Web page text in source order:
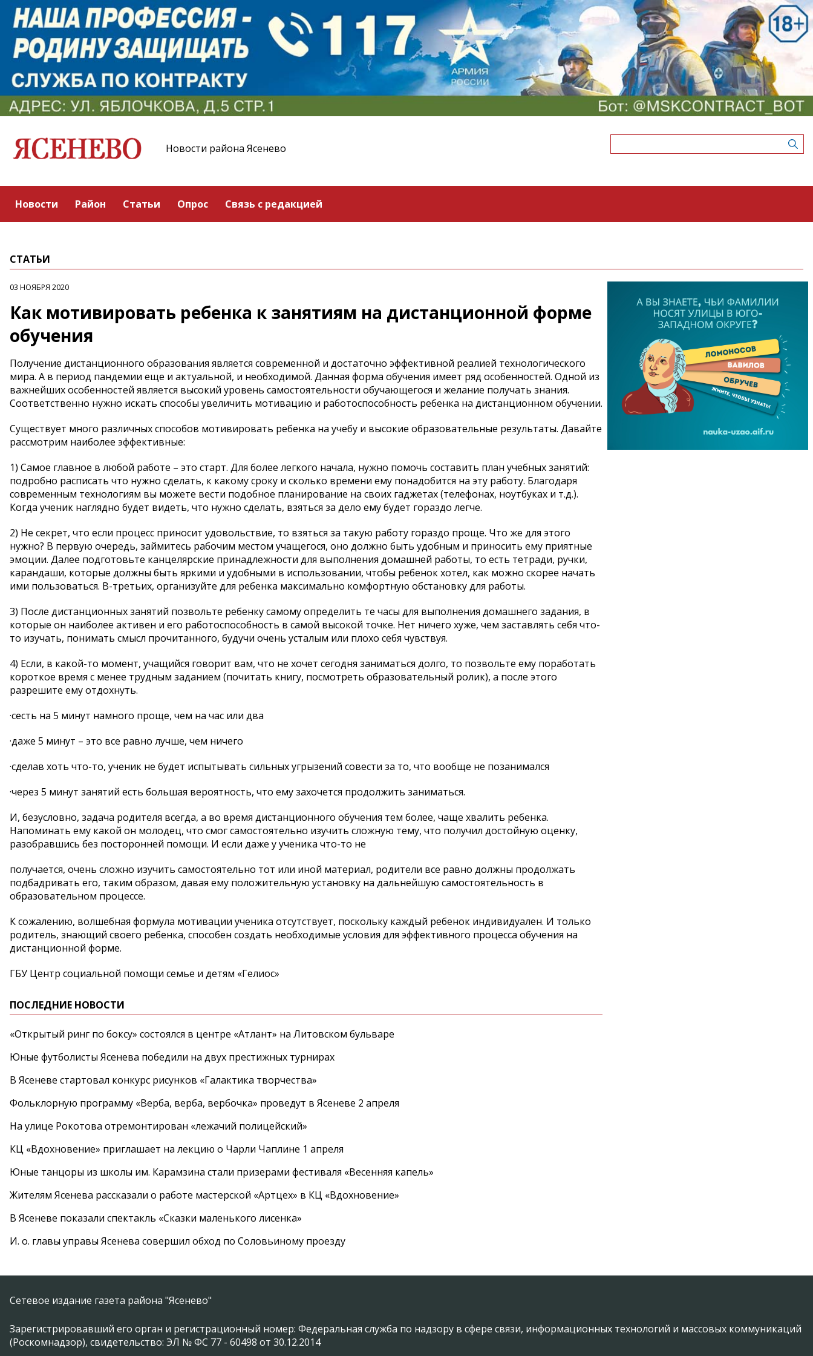
Новости района Ясенево
Новости Район Статьи Опрос Связь с редакцией
СТАТЬИ
03 НОЯБРЯ 2020
Как мотивировать ребенка к занятиям на дистанционной форме
обучения
Получение дистанционного образования является современной и достаточно эффективной реалией технологического
мира. А в период пандемии еще и актуальной, и необходимой. Данная форма обучения имеет ряд особенностей. Одной из
важнейших особенностей является высокий уровень самостоятельности обучающегося и желание получать знания.
Соответственно нужно искать способы увеличить мотивацию и работоспособность ребенка на дистанционном обучении.
Существует много различных способов мотивировать ребенка на учебу и высокие образовательные результаты. Давайте
рассмотрим наиболее эффективные:
1) Самое главное в любой работе – это старт. Для более легкого начала, нужно помочь составить план учебных занятий:
подробно расписать что нужно сделать, к какому сроку и сколько времени ему понадобится на эту работу. Благодаря
современным технологиям вы можете вести подобное планирование на своих гаджетах (телефонах, ноутбуках и т.д.).
Когда ученик наглядно будет видеть, что нужно сделать, взяться за дело ему будет гораздо легче.
2) Не секрет, что если процесс приносит удовольствие, то взяться за такую работу гораздо проще. Что же для этого
нужно? В первую очередь, займитесь рабочим местом учащегося, оно должно быть удобным и приносить ему приятные
эмоции. Далее подготовьте канцелярские принадлежности для выполнения домашней работы, то есть тетради, ручки,
карандаши, которые должны быть яркими и удобными в использовании, чтобы ребенок хотел, как можно скорее начать
ими пользоваться. В-третьих, организуйте для ребенка максимально комфортную обстановку для работы.
3) После дистанционных занятий позвольте ребенку самому определить те часы для выполнения домашнего задания, в
которые он наиболее активен и его работоспособность в самой высокой точке. Нет ничего хуже, чем заставлять себя что-
то изучать, понимать смысл прочитанного, будучи очень усталым или плохо себя чувствуя.
4) Если, в какой-то момент, учащийся говорит вам, что не хочет сегодня заниматься долго, то позвольте ему поработать
короткое время с менее трудным заданием (почитать книгу, посмотреть образовательный ролик), а после этого
разрешите ему отдохнуть.
·сесть на 5 минут намного проще, чем на час или два
·даже 5 минут – это все равно лучше, чем ничего
·сделав хоть что-то, ученик не будет испытывать сильных угрызений совести за то, что вообще не позанимался
·через 5 минут занятий есть большая вероятность, что ему захочется продолжить заниматься.
И, безусловно, задача родителя всегда, а во время дистанционного обучения тем более, чаще хвалить ребенка.
Напоминать ему какой он молодец, что смог самостоятельно изучить сложную тему, что получил достойную оценку,
разобравшись без посторонней помощи. И если даже у ученика что-то не
получается, очень сложно изучить самостоятельно тот или иной материал, родители все равно должны продолжать
подбадривать его, таким образом, давая ему положительную установку на дальнейшую самостоятельность в
образовательном процессе.
К сожалению, волшебная формула мотивации ученика отсутствует, поскольку каждый ребенок индивидуален. И только
родитель, знающий своего ребенка, способен создать необходимые условия для эффективного процесса обучения на
дистанционной форме.
ГБУ Центр социальной помощи семье и детям «Гелиос»
ПОСЛЕДНИЕ НОВОСТИ
«Открытый ринг по боксу» состоялся в центре «Атлант» на Литовском бульваре
Юные футболисты Ясенева победили на двух престижных турнирах
В Ясеневе стартовал конкурс рисунков «Галактика творчества»
Фольклорную программу «Верба, верба, вербочка» проведут в Ясеневе 2 апреля
На улице Рокотова отремонтирован «лежачий полицейский»
КЦ «Вдохновение» приглашает на лекцию о Чарли Чаплине 1 апреля
Юные танцоры из школы им. Карамзина стали призерами фестиваля «Весенняя капель»
Жителям Ясенева рассказали о работе мастерской «Артцех» в КЦ «Вдохновение»
В Ясеневе показали спектакль «Сказки маленького лисенка»
И. о. главы управы Ясенева совершил обход по Соловьиному проезду
Сетевое издание газета района "Ясенево"
Зарегистрировавший его орган и регистрационный номер: Федеральная служба по надзору в сфере связи, информационных технологий и массовых коммуникаций
(Роскомнадзор), свидетельство: ЭЛ № ФС 77 - 60498 от 30.12.2014